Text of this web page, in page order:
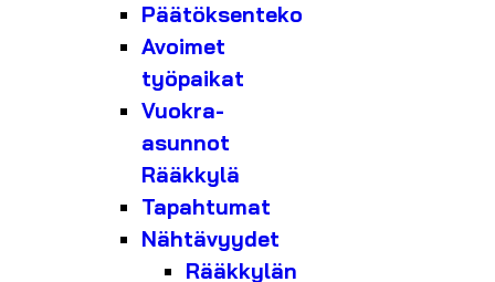
Päätöksenteko
Avoimet
työpaikat
Vuokra-
asunnot
Rääkkylä
Tapahtumat
Nähtävyydet
Rääkkylän